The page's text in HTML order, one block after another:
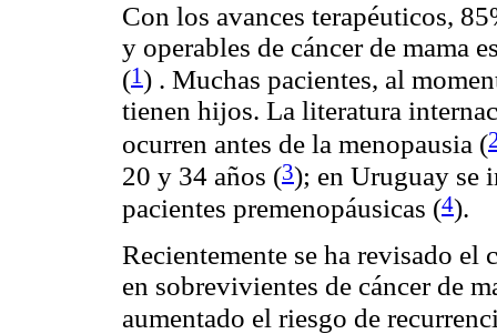
Con los avances terapéuticos,
y operables de cáncer de mama
(1) . Muchas pacientes, al
tienen hijos. La literatura
ocurren antes de la menopausia (
20 y 34 años (3); en Uruguay se
pacientes premenopáusicas (4).
Recientemente se ha revisado
en sobrevivientes de cáncer de
aumentado el riesgo de